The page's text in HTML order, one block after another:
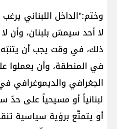
وختم:"الداخل اللبناني
لا أحد سيمسّ بلبنان، وأن
ذلك، في وقت يجب أن
في المنطقة، وأن يعملوا
الجغرافي والديموغرافي
لبنانياً أو مسيحياً على حدّ
أو يتمتّع برؤية سياسية